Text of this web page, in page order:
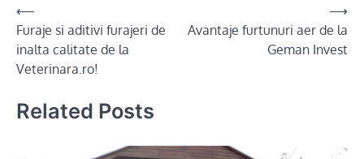
Post
navigation
⟵
Furaje si aditivi furajeri de
inalta calitate de la
Veterinara.ro!
Avantaje furtunuri aer de la
Geman Invest
⟶
Related Posts